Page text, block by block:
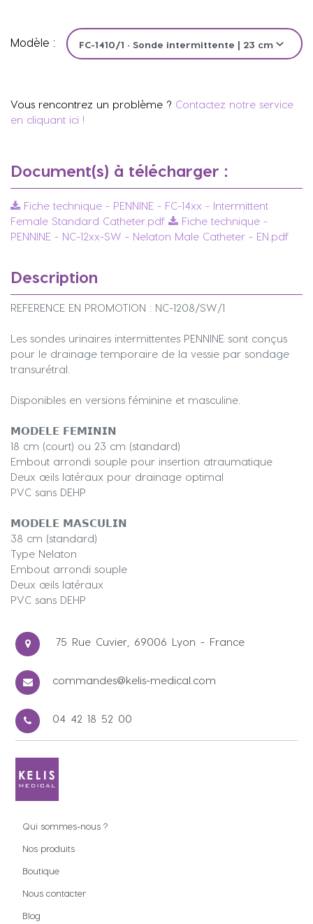
Modèle :
Vous rencontrez un problème ? Contactez notre service
en cliquant ici !
Document(s) à télécharger :
Fiche technique - PENNINE - FC-14xx - Intermittent
Female Standard Catheter.pdf
Fiche technique -
PENNINE - NC-12xx-SW - Nelaton Male Catheter - EN.pdf
Description
REFERENCE EN PROMOTION : NC-1208/SW/1
Les sondes urinaires intermittentes PENNINE sont conçus
pour le drainage temporaire de la vessie par sondage
transurétral.
Disponibles en versions féminine et masculine.
𝗠𝗢𝗗𝗘𝗟𝗘 𝗙𝗘𝗠𝗜𝗡𝗜𝗡
18 cm (court) ou 23 cm (standard)
Embout arrondi souple pour insertion atraumatique
Deux œils latéraux pour drainage optimal
PVC sans DEHP
𝗠𝗢𝗗𝗘𝗟𝗘 𝗠𝗔𝗦𝗖𝗨𝗟𝗜𝗡
38 cm (standard)
Type Nelaton
Embout arrondi souple
Deux œils latéraux
PVC sans DEHP
75 Rue Cuvier, 69006 Lyon - France
commandes@kelis-medical.com
04 42 18 52 00
Qui sommes-nous ?
Nos produits
Boutique
Nous contacter
Blog